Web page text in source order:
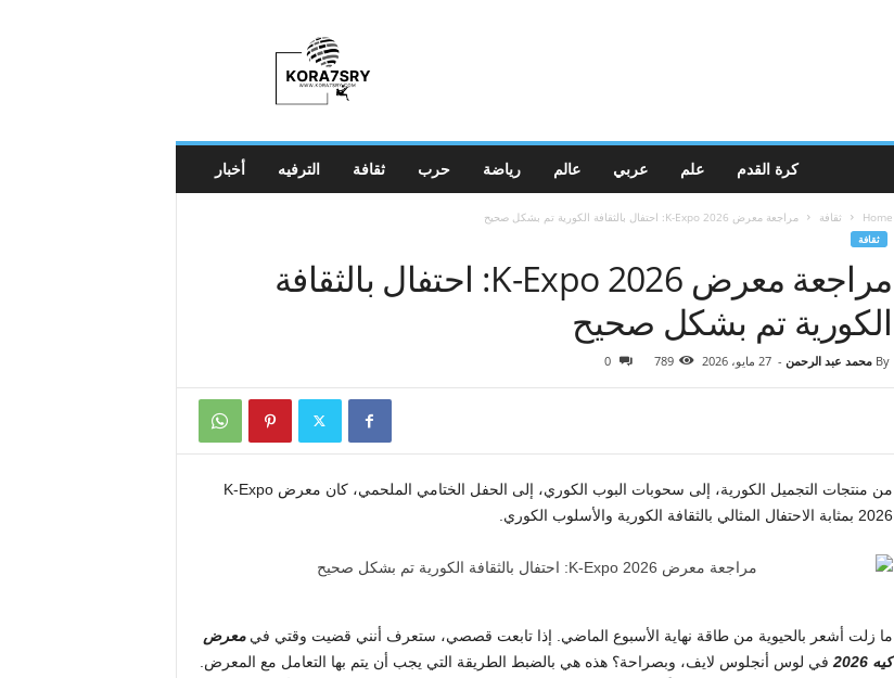
أخبار الترفيه ثقافة حرب رياضة عالم عربي علم كرة القدم
Home ثقافة مراجعة معرض K-Expo 2026: احتفال بالثقافة الكورية تم بشكل صحيح
ثقافة
مراجعة معرض K-Expo 2026: احتفال بالثقافة
الكورية تم بشكل صحيح
By محمد عبد الرحمن - 27 مايو، 2026 789
0
من منتجات التجميل الكورية، إلى سحوبات البوب ​​الكوري، إلى الحفل الختامي الملحمي، كان معرض K-Expo
2026 بمثابة الاحتفال المثالي بالثقافة الكورية والأسلوب الكوري.
ما زلت أشعر بالحيوية من طاقة نهاية الأسبوع الماضي. إذا تابعت قصصي، ستعرف أنني قضيت وقتي فيمعرض
كيه 2026
في لوس أنجلوس لايف، وبصراحة؟ هذه هي بالضبط الطريقة التي يجب أن يتم بها التعامل مع المعرض.